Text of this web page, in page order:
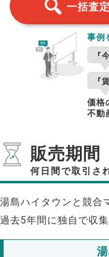
一括査
事例
『
『
価格
不動
販売期間
何日間で取引さ
湯島ハイタウンと競合
過去5年間に独自で収